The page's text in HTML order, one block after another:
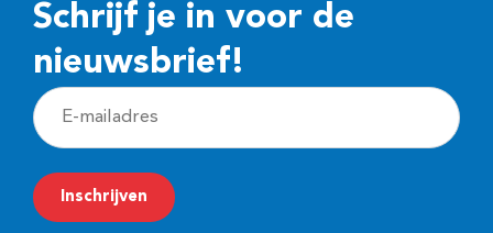
Schrijf je in voor de
nieuwsbrief!
E
-
m
a
Inschrijven